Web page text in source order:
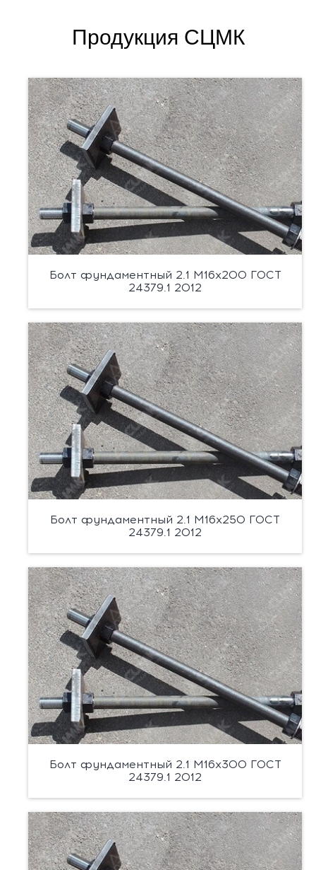
Продукция СЦМК
Болт фундаментный 2.1 М16х200 ГОСТ
24379.1 2012
Болт фундаментный 2.1 М16х250 ГОСТ
24379.1 2012
Болт фундаментный 2.1 М16х300 ГОСТ
24379.1 2012